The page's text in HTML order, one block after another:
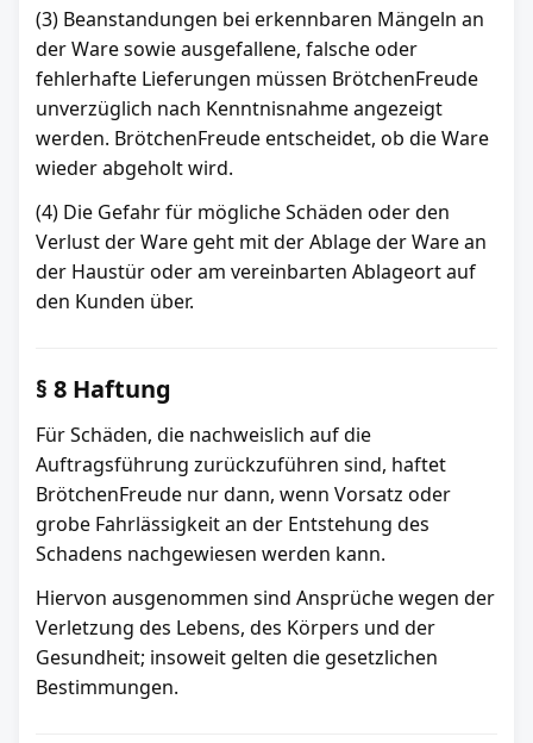
(3) Beanstandungen bei erkennbaren Mängeln an
der Ware sowie ausgefallene, falsche oder
fehlerhafte Lieferungen müssen BrötchenFreude
unverzüglich nach Kenntnisnahme angezeigt
werden. BrötchenFreude entscheidet, ob die Ware
wieder abgeholt wird.
(4) Die Gefahr für mögliche Schäden oder den
Verlust der Ware geht mit der Ablage der Ware an
der Haustür oder am vereinbarten Ablageort auf
den Kunden über.
§ 8 Haftung
Für Schäden, die nachweislich auf die
Auftragsführung zurückzuführen sind, haftet
BrötchenFreude nur dann, wenn Vorsatz oder
grobe Fahrlässigkeit an der Entstehung des
Schadens nachgewiesen werden kann.
Hiervon ausgenommen sind Ansprüche wegen der
Verletzung des Lebens, des Körpers und der
Gesundheit; insoweit gelten die gesetzlichen
Bestimmungen.